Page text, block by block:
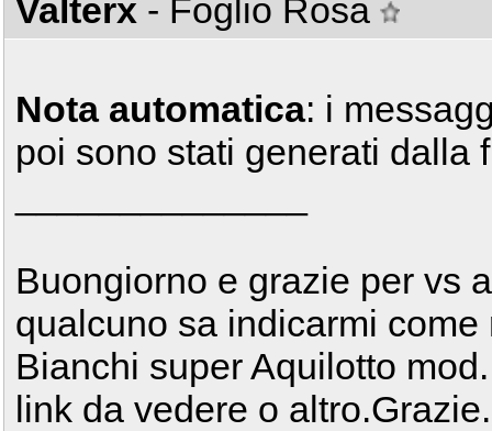
Valterx - Foglio Rosa
Nota automatica: i
poi sono stati generati dalla
Buongiorno e grazie per vs
qualcuno sa indicarmi
Bianchi super Aquilotto
link da vedere o altro.Grazie.